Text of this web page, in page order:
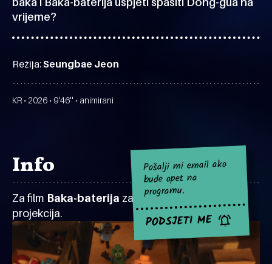
vrijeme?
Režija:Seungbae Jeon
KR • 2026 • 9'46'' • animirani
Info
Za film Baka-baterija za sad nema najavljenih
projekcija.
Pošalji mi email ako
bude opet na
programu.
PODSJETI ME